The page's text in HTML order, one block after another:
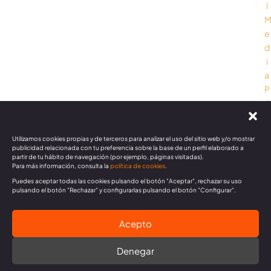
Utilizamos cookies propias y de terceros para analizar el uso del sitio web y/o mostrar
publicidad relacionada con tu preferencia sobre la base de un perfil elaborado a
partir de tu hábito de navegación (por ejemplo, páginas visitadas).
Para más información, consulta la política de cookies
Puedes aceptar todas las cookies pulsando el botón "Aceptar", rechazar su uso
pulsando el botón "Rechazar" y configurarlas pulsando el botón "Configurar".
Acepto
Denegar
l
M
e
d
i
a
P
ri